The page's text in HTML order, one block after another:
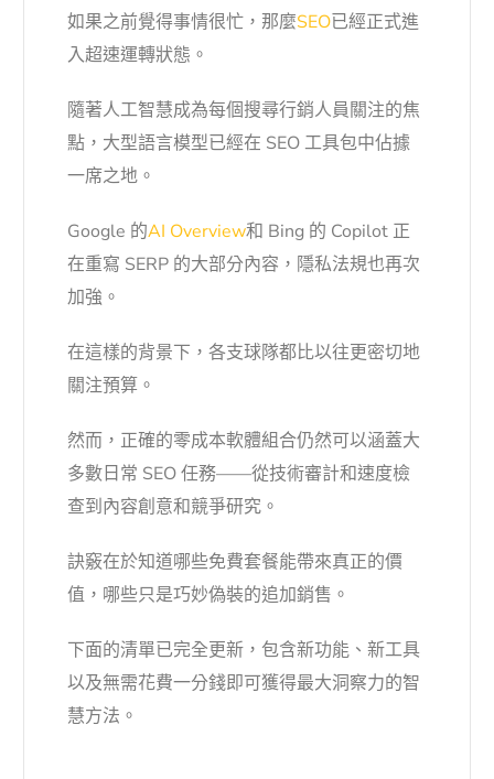
如果之前覺得事情很忙，那麼SEO已經正式進
入超速運轉狀態。
隨著人工智慧成為每個搜尋行銷人員關注的焦
點，大型語言模型已經在 SEO 工具包中佔據
一席之地。
Google 的AI Overview和 Bing 的 Copilot 正
在重寫 SERP 的大部分內容，隱私法規也再次
加強。
在這樣的背景下，各支球隊都比以往更密切地
關注預算。
然而，正確的零成本軟體組合仍然可以涵蓋大
多數日常 SEO 任務——從技術審計和速度檢
查到內容創意和競爭研究。
訣竅在於知道哪些免費套餐能帶來真正的價
值，哪些只是巧妙偽裝的追加銷售。
下面的清單已完全更新，包含新功能、新工具
以及無需花費一分錢即可獲得最大洞察力的智
慧方法。